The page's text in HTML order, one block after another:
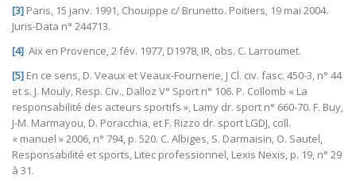
[3] Paris, 15 janv. 1991, Chouippe c/ Brunetto. Poitiers, 19 mai 2004.
Juris-Data n° 244713.
[4] Aix en Provence, 2 fév. 1977, D1978, IR, obs. C. Larroumet.
[5] En ce sens, D. Veaux et Veaux-Fournerie, J Cl. civ. fasc. 450-3, n° 44
et s. J. Mouly, Resp. Civ., Dalloz V° Sport n° 106. P. Collomb « La
responsabilité des acteurs sportifs », Lamy dr. sport n° 660-70. F. Buy,
J-M. Marmayou, D. Poracchia, et F. Rizzo dr. sport LGDJ, coll.
« manuel » 2006, n° 794, p. 520. C. Albiges, S. Darmaisin, O. Sautel,
Responsabilité et sports, Litec professionnel, Lexis Nexis, p. 19, n° 29
à 31.